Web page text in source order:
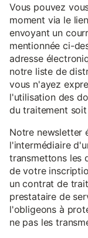
Vous pouvez
moment via le
envoyant un
mentionnée ci-
adresse
notre liste de
vous n'ayez
l'utilisation des
du traitement
Notre newsletter
l'intermédiaire
transmettons les
de votre
un contrat de
prestataire de
l'obligeons à
ne pas les